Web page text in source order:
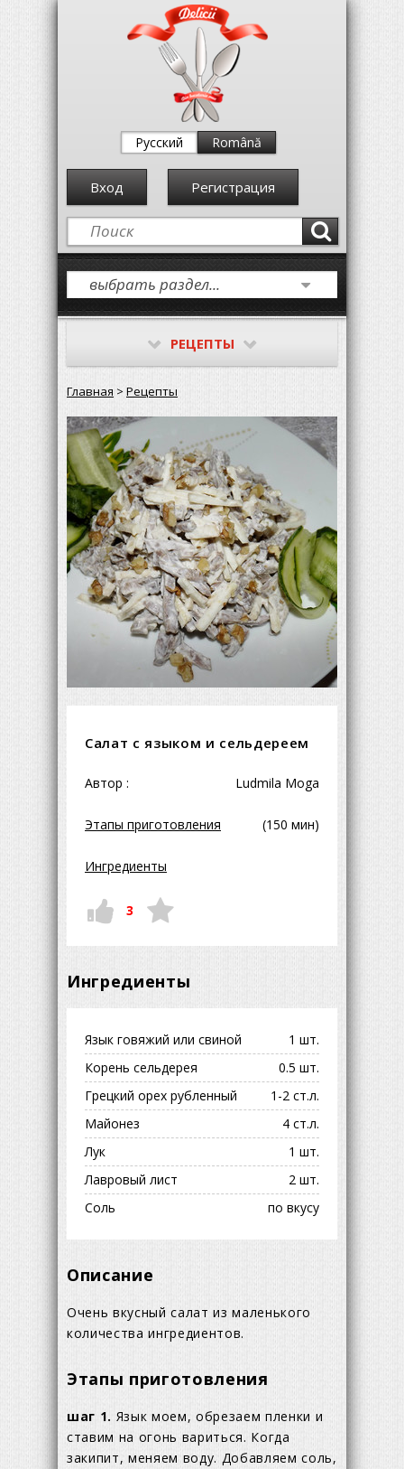
Русский Română
Вход Регистрация
РЕЦЕПТЫ
Главная > Рецепты
Салат с языком и сельдереем
Автор : Ludmila Moga
Этапы приготовления (150 мин)
Ингредиенты
3
Ингредиенты
Язык говяжий или свиной
1 шт.
Корень сельдерея
0.5 шт.
Грецкий орех рубленный
1-2 ст.л.
Майонез
4 ст.л.
Лук
1 шт.
Лавровый лист
2 шт.
Соль
по вкусу
Описание
Очень вкусный салат из маленького
количества ингредиентов.
Этапы приготовления
шаг 1. Язык моем, обрезаем пленки и
ставим на огонь вариться. Когда
закипит, меняем воду. Добавляем соль,